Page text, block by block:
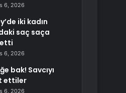
6, 2026
iki kadın
saç saça
6, 2026
bak! Savcıyı
ettiler
6, 2026